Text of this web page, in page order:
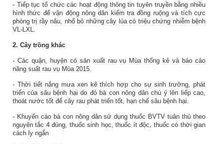
- Tiếp tục tổ chức các hoạt động thông tin tuyên truyền bằng nhiều
hình thức để vận động nông dân kiểm tra đồng ruộng và tích cực
phòng trị rầy nâu, nhổ bỏ những cây lúa có triệu chứng nhiễm bệnh
VL-LXL.
2. Cây trồng khác
- Các quận, huyện có sản xuất rau vụ Mùa thống kê và báo cáo
năng suất rau vụ Mùa 2015.
- Thời tiết nắng mưa xen kẽ thích hợp cho sự sinh trưởng, phát
triển của sâu bệnh hại do đó bà con nông dân chú ý lên liếp cao,
thoát nước tốt để cây rau phát triển tốt, hạn chế sâu bệnh hại.
- Khuyến cáo bà con nông dân sử dụng thuốc BVTV tuân thủ theo
nguyên tắc 4 đúng, thuốc sinh học, thuốc ít độc, thuốc có thời gian
cách ly ngắn